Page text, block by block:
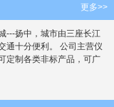
更多>>
---扬中，城市由三座长江
通十分便利。 公司主营仪
定制各类非标产品，可广